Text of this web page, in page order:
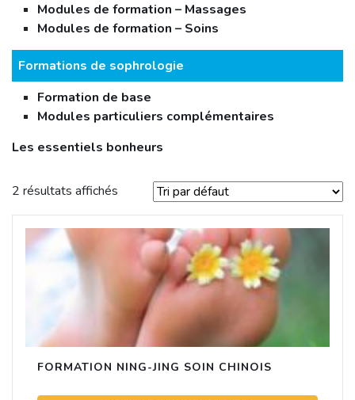
Modules de formation – Massages
Modules de formation – Soins
Formations de sophrologie
Formation de base
Modules particuliers complémentaires
Les essentiels bonheurs
2 résultats affichés
FORMATION NING-JING SOIN CHINOIS